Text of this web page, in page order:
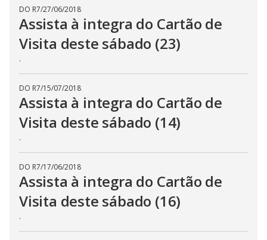
DO R7/27/06/2018
Assista à integra do Cartão de
Visita deste sábado (23)
.
DO R7/15/07/2018
Assista à integra do Cartão de
Visita deste sábado (14)
.
DO R7/17/06/2018
Assista à integra do Cartão de
Visita deste sábado (16)
.